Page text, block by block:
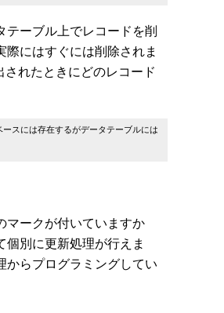
ーブル上でレコードを削
にはすぐには削除されま
されたときにどのレコード
スには存在するがデータテーブルには
ークが付いていますか
別に更新処理が行えま
からプログラミングしてい